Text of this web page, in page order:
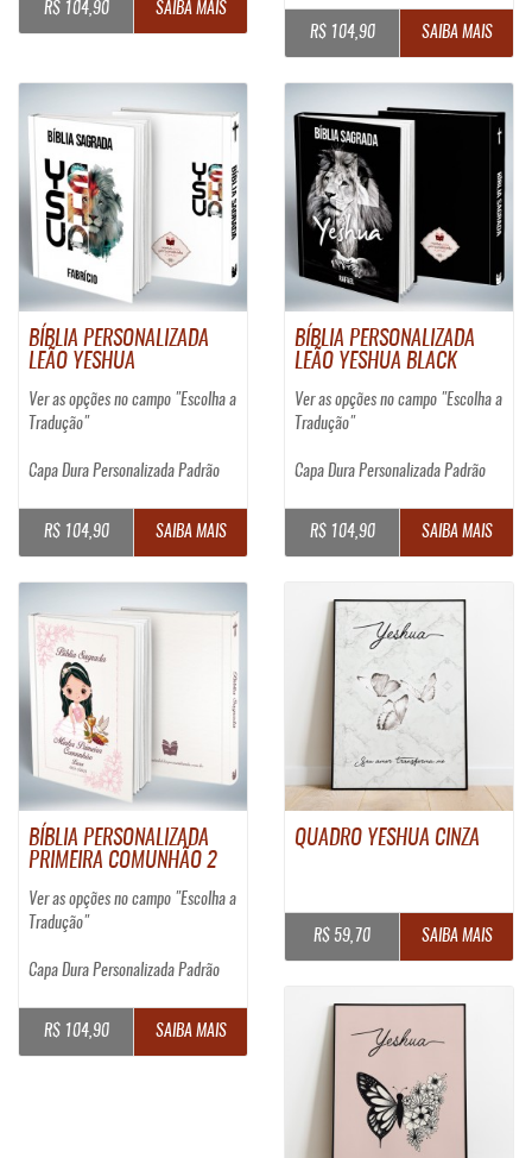
R$ 104,90 SAIBA MAIS
R$ 104,90 SAIBA MAIS
BÍBLIA PERSONALIZADA
LEÃO YESHUA
Ver as opções no campo "Escolha a
Tradução"
Capa Dura Personalizada Padrão
R$ 104,90 SAIBA MAIS
BÍBLIA PERSONALIZADA
LEÃO YESHUA BLACK
Ver as opções no campo "Escolha a
Tradução"
Capa Dura Personalizada Padrão
R$ 104,90 SAIBA MAIS
BÍBLIA PERSONALIZADA
PRIMEIRA COMUNHÃO 2
Ver as opções no campo "Escolha a
Tradução"
Capa Dura Personalizada Padrão
R$ 104,90 SAIBA MAIS
QUADRO YESHUA CINZA
R$ 59,70 SAIBA MAIS